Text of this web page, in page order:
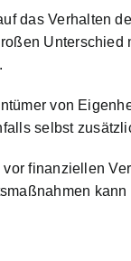
das Verhalten
von
selbst
finanziellen